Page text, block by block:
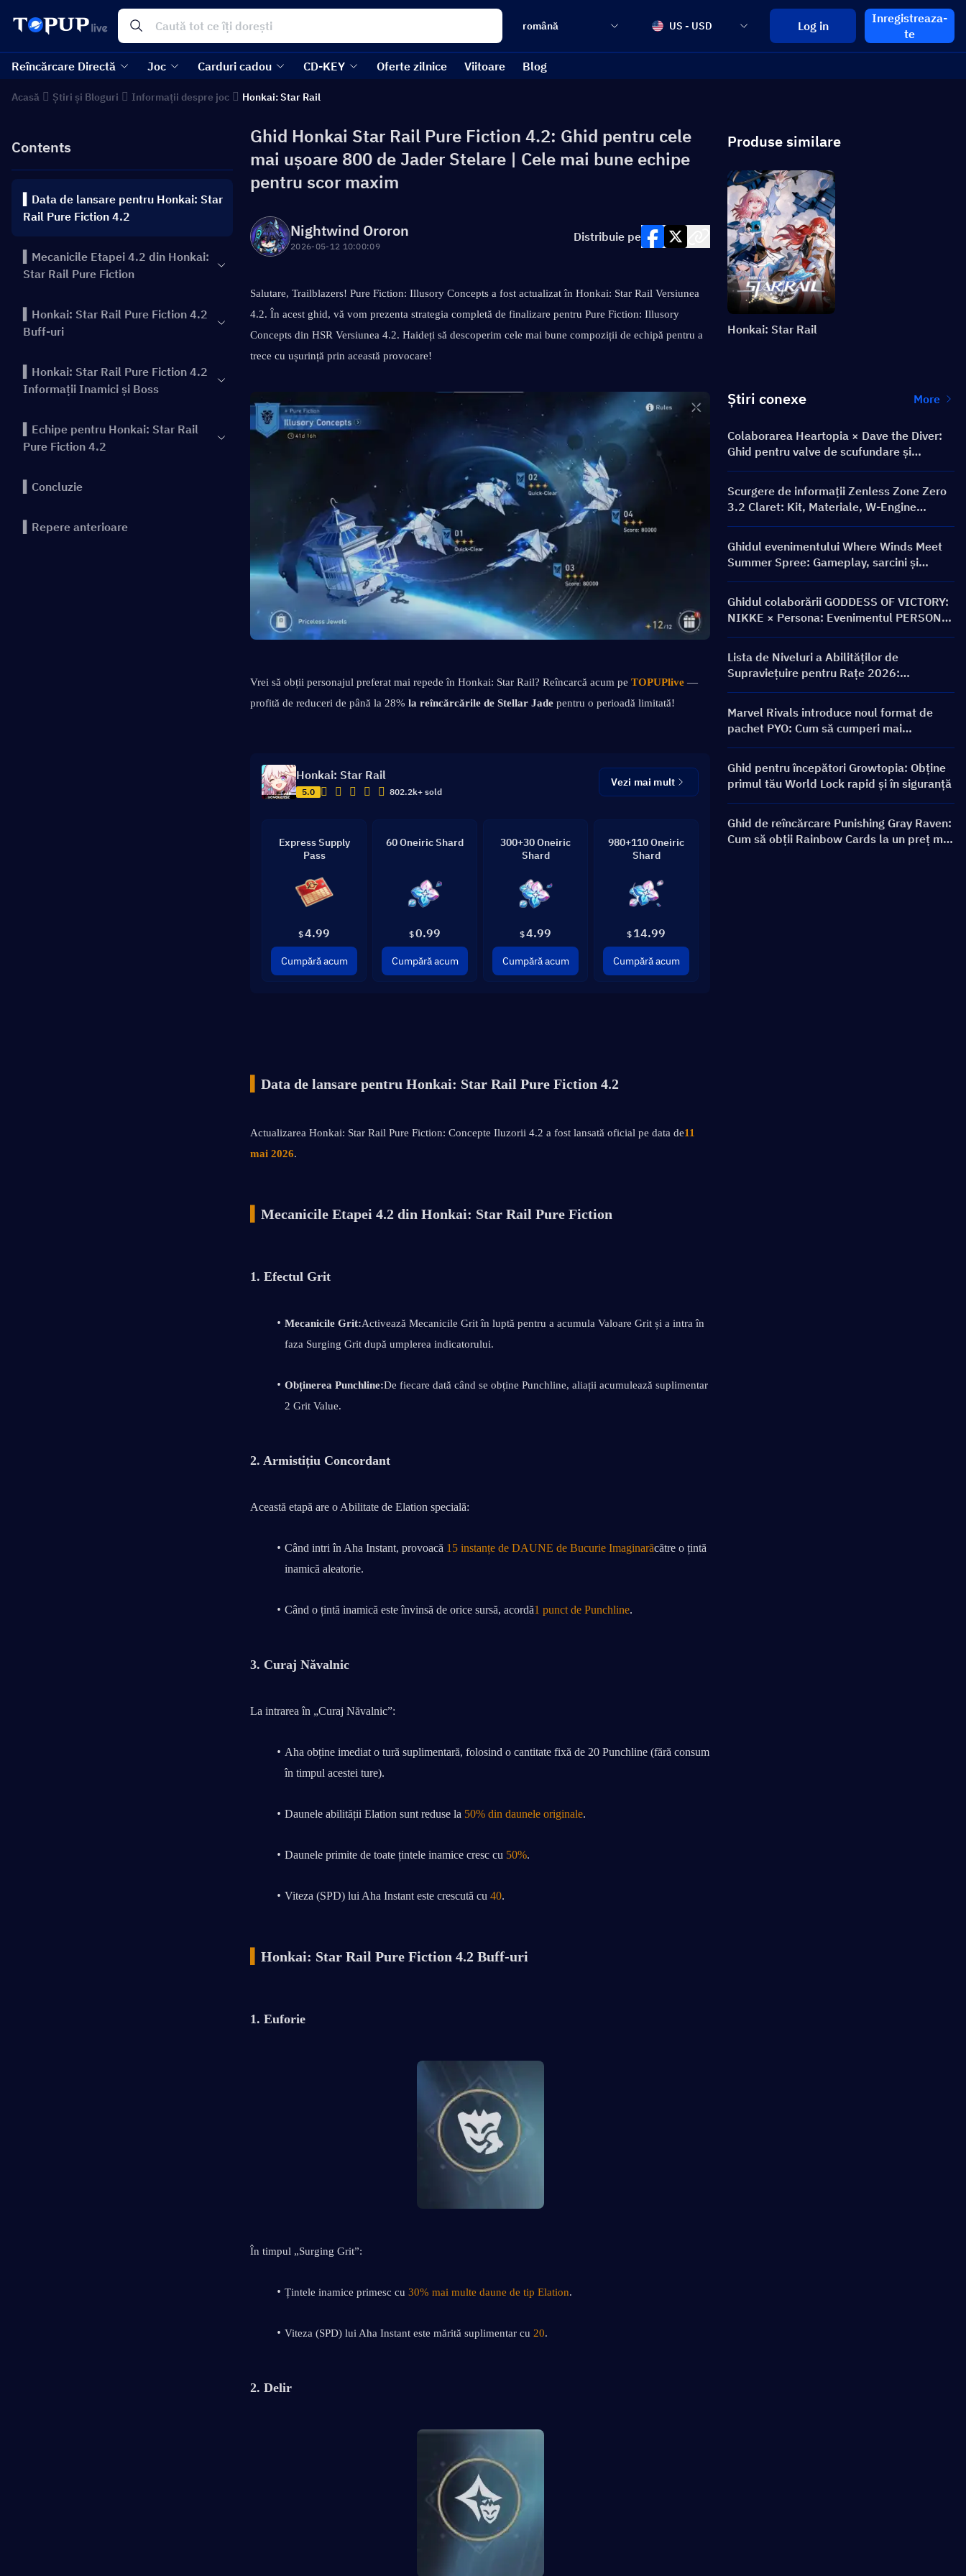
română US - USD Log in
Inregistreaza-
te
Reîncărcare Directă Joc Carduri cadou CD-KEY Oferte zilnice Viitoare Blog
Acasă Știri și Bloguri Informații despre joc Honkai: Star Rail
Contents
▍Data de lansare pentru Honkai: Star
Rail Pure Fiction 4.2
▍Mecanicile Etapei 4.2 din Honkai:
Star Rail Pure Fiction
▍Honkai: Star Rail Pure Fiction 4.2
Buff-uri
▍Honkai: Star Rail Pure Fiction 4.2
Informații Inamici și Boss
▍Echipe pentru Honkai: Star Rail
Pure Fiction 4.2
▍Concluzie
▍Repere anterioare
Ghid Honkai Star Rail Pure Fiction 4.2: Ghid pentru cele
mai ușoare 800 de Jader Stelare | Cele mai bune echipe
pentru scor maxim
Nightwind Ororon
2026-05-12 10:00:09
Distribuie pe
Salutare, Trailblazers! Pure Fiction: Illusory Concepts a fost actualizat în Honkai: Star Rail Versiunea
4.2. În acest ghid, vă vom prezenta strategia completă de finalizare pentru Pure Fiction: Illusory
Concepts din HSR Versiunea 4.2. Haideți să descoperim cele mai bune compoziții de echipă pentru a
trece cu ușurință prin această provocare!
Vrei să obții personajul preferat mai repede în Honkai: Star Rail? Reîncarcă acum pe TOPUPlive —
profită de reduceri de până la 28% la reîncărcările de Stellar Jade pentru o perioadă limitată!
Honkai: Star Rail
5.0 802.2k+ sold
Vezi mai mult
Express Supply
Pass
$4.99
Cumpără acum
60 Oneiric Shard
$0.99
Cumpără acum
300+30 Oneiric
Shard
$4.99
Cumpără acum
980+110 Oneiric
Shard
$ 14.99
Cumpără acum
Data de lansare pentru Honkai: Star Rail Pure Fiction 4.2
Actualizarea Honkai: Star Rail Pure Fiction: Concepte Iluzorii 4.2 a fost lansată oficial pe data de11
mai 2026.
Mecanicile Etapei 4.2 din Honkai: Star Rail Pure Fiction
1. Efectul Grit
Mecanicile Grit:Activează Mecanicile Grit în luptă pentru a acumula Valoare Grit și a intra în
faza Surging Grit după umplerea indicatorului.
Obținerea Punchline:De fiecare dată când se obține Punchline, aliații acumulează suplimentar
2 Grit Value.
2. Armistițiu Concordant
Această etapă are o Abilitate de Elation specială:
Când intri în Aha Instant, provoacă 15 instanțe de DAUNE de Bucurie Imaginarăcătre o țintă
inamică aleatorie.
Când o țintă inamică este învinsă de orice sursă, acordă1 punct de Punchline.
3. Curaj Năvalnic
La intrarea în „Curaj Năvalnic”:
Aha obține imediat o tură suplimentară, folosind o cantitate fixă de 20 Punchline (fără consum
în timpul acestei ture).
Daunele abilității Elation sunt reduse la 50% din daunele originale.
Daunele primite de toate țintele inamice cresc cu 50%.
Viteza (SPD) lui Aha Instant este crescută cu 40.
Honkai: Star Rail Pure Fiction 4.2 Buff-uri
1. Euforie
În timpul „Surging Grit”:
Țintele inamice primesc cu 30% mai multe daune de tip Elation.
Viteza (SPD) lui Aha Instant este mărită suplimentar cu 20.
2. Delir
Produse similare
Honkai: Star Rail
Știri conexe More
Colaborarea Heartopia × Dave the Diver:
Ghid pentru valve de scufundare și
recompense
Scurgere de informații Zenless Zone Zero
3.2 Claret: Kit, Materiale, W-Engine
Semnătură și Mindscape Cinema
Ghidul evenimentului Where Winds Meet
Summer Spree: Gameplay, sarcini și
recompense
Ghidul colaborării GODDESS OF VICTORY:
NIKKE × Persona: Evenimentul PERSONA
ON FRONTLINE, personaje, bannere și
recompense
Lista de Niveluri a Abilităților de
Supraviețuire pentru Rațe 2026:
Clasamentul Celor Mai Bune Abilități și
Ghid de Construcție
Marvel Rivals introduce noul format de
pachet PYO: Cum să cumperi mai
inteligent în actualizarea magazinului din
Sezonul 9.5
Ghid pentru începători Growtopia: Obține
primul tău World Lock rapid și în siguranță
Ghid de reîncărcare Punishing Gray Raven:
Cum să obții Rainbow Cards la un preț mai